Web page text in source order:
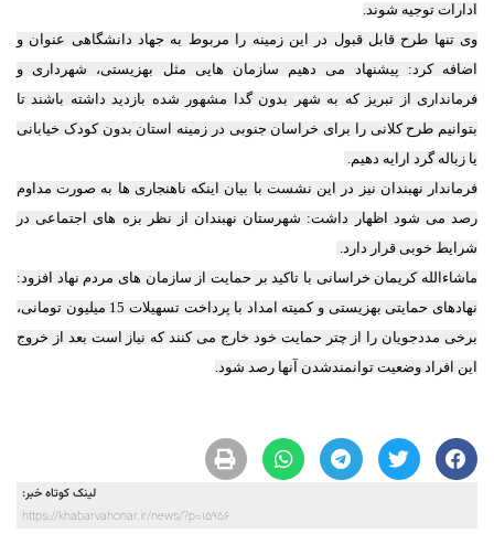
ادارات توجیه شوند.
وی تنها طرح قابل قبول در این زمینه را مربوط به جهاد دانشگاهی عنوان و
اضافه کرد: پیشنهاد می دهیم سازمان هایی مثل بهزیستی، شهرداری و
فرمانداری از تبریز که به شهر بدون گدا مشهور شده بازدید داشته باشند تا
بتوانیم طرح کلانی را برای خراسان جنوبی در زمینه استان بدون کودک خیابانی
یا زباله گرد ارایه دهیم.
فرماندار نهبندان نیز در این نشست با بیان اینکه ناهنجاری ها به صورت مداوم
رصد می شود اظهار داشت: شهرستان نهبندان از نظر بزه های اجتماعی در
شرایط خوبی قرار دارد.
ماشاءالله کریمان خراسانی با تاکید بر حمایت از سازمان های مردم نهاد افزود:
نهادهای حمایتی بهزیستی و کمیته امداد با پرداخت تسهیلات 15 میلیون تومانی،
برخی مددجویان را از چتر حمایت خود خارج می کنند که نیاز است بعد از خروج
این افراد وضعیت توانمندشدن آنها رصد شود.
لینک کوتاه خبر:
https://khabarvahonar.ir/news/?p=15956